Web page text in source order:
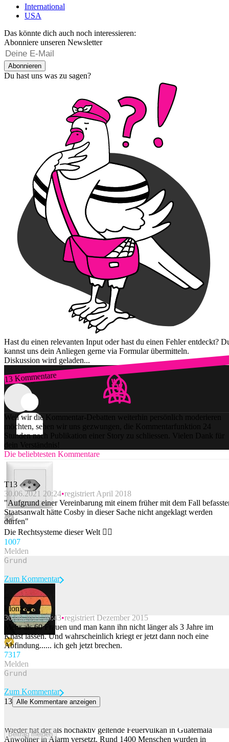
International
USA
Das könnte dich auch noch interessieren:
Abonniere unseren Newsletter
Abonnieren
Du hast uns was zu sagen?
Hast du einen relevanten Input oder hast du einen Fehler entdeckt?
kannst uns dein Anliegen gerne via Formular übermitteln.
Diskussion wird geladen...
13 Kommentare
Zum Login
Weil wir die Kommentar-Debatten weiterhin persönlich moderieren
möchten, sehen wir uns gezwungen, die Kommentarfunktion 24
Stunden nach Publikation einer Story zu schliessen. Vielen Dank für
dein Verständnis!
Die beliebtesten Kommentare
T13
30.06.2021 20:24 registriert April 2018
"Aufgrund einer Vereinbarung mit einem früher mit dem Fall
Staatsanwalt hätte Cosby in dieser Sache nicht angeklagt werden
dürfen"
Die Rechtsysteme dieser Welt 🤷‍♂️
1007
Melden
Beitrag melden
Zum Kommentar
Lion:ess
30.06.2021 20:43 registriert Dezember 2015
Mehr als 60 Frauen und man kann ihn nicht länger als 3 Jahre im
Knast lassen. Und wahrscheinlich kriegt er jetzt dann noch eine
Abfindung...... ich geh jetzt brechen.
7317
Melden
Beitrag melden
Zum Kommentar
13 Alle Kommentare anzeigen
Wieder hat der als hochaktiv geltende Feuervulkan in Guatemala
Anwohner in Alarm versetzt. Rund 1400 Menschen wurden in